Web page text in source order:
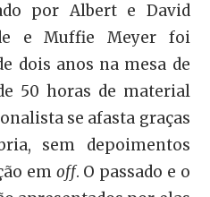
por Albert e David
e Muffie Meyer foi
dois anos na mesa de
50 horas de material
se afasta graças
sem depoimentos
em off. O passado e o